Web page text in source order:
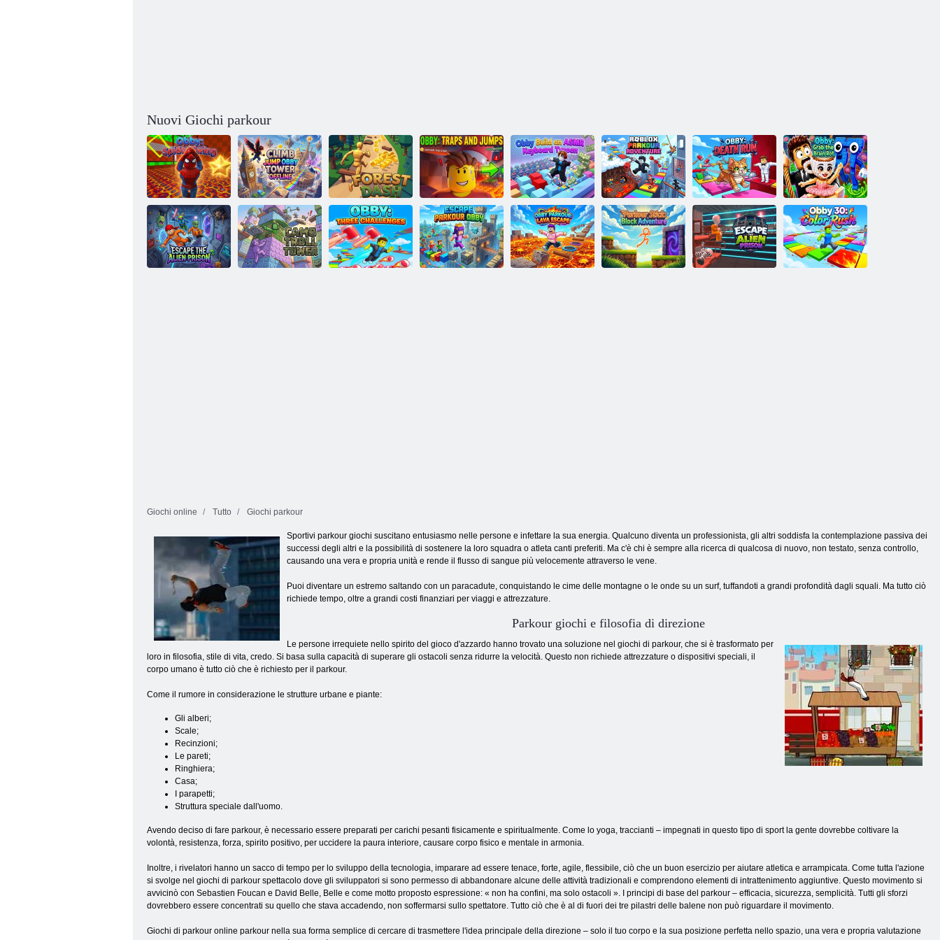
Nuovi Giochi parkour
Obby: Altalena
del Ragno
Sali sulla torre
Obby Salta
offline
Corsa nella
foresta
Obby: trappole e
salti
Obby: costruisci
un magnate della
tastiera ASMR
Roblox Parkour
Avventura
Obby: Corsa alla
morte
Obby: prendi il
cervello marcio
Giochi online Tutto Giochi parkour
Sportivi parkour giochi suscitano entusiasmo nelle persone e infettare la sua energia. Qualcuno diventa un professionista, gli altri soddisfa la contemplazione passiva dei
successi degli altri e la possibilità di sostenere la loro squadra o atleta canti preferiti. Ma c'è chi è sempre alla ricerca di qualcosa di nuovo, non testato, senza controllo,
causando una vera e propria unità e rende il flusso di sangue più velocemente attraverso le vene.
Puoi diventare un estremo saltando con un paracadute, conquistando le cime delle montagne o le onde su un surf, tuffandoti a grandi profondità dagli squali. Ma tutto ciò
richiede tempo, oltre a grandi costi finanziari per viaggi e attrezzature.
Parkour giochi e filosofia di direzione
Le persone irrequiete nello spirito del gioco d'azzardo hanno trovato una soluzione nel giochi di parkour, che si è trasformato per
loro in filosofia, stile di vita, credo. Si basa sulla capacità di superare gli ostacoli senza ridurre la velocità. Questo non richiede attrezzature o dispositivi speciali, il
corpo umano è tutto ciò che è richiesto per il parkour.
Come il rumore in considerazione le strutture urbane e piante:
Gli alberi;
Scale;
Recinzioni;
Le pareti;
Ringhiera;
Casa;
I parapetti;
Struttura speciale dall'uomo.
Avendo deciso di fare parkour, è necessario essere preparati per carichi pesanti fisicamente e spiritualmente. Come lo yoga, traccianti – impegnati in questo tipo di sport la gente dovrebbe coltivare la
volontà, resistenza, forza, spirito positivo, per uccidere la paura interiore, causare corpo fisico e mentale in armonia.
Inoltre, i rivelatori hanno un sacco di tempo per lo sviluppo della tecnologia, imparare ad essere tenace, forte, agile, flessibile, ciò che un buon esercizio per aiutare atletica e arrampicata. Come tutta l'azione
si svolge nel giochi di parkour spettacolo dove gli sviluppatori si sono permesso di abbandonare alcune delle attività tradizionali e comprendono elementi di intrattenimento aggiuntive. Questo movimento si
avvicinò con Sebastien Foucan e David Belle, Belle e come motto proposto espressione: « non ha confini, ma solo ostacoli ». I principi di base del parkour – efficacia, sicurezza, semplicità. Tutti gli sforzi
dovrebbero essere concentrati su quello che stava accadendo, non soffermarsi sullo spettatore. Tutto ciò che è al di fuori dei tre pilastri delle balene non può riguardare il movimento.
Giochi di parkour online parkour nella sua forma semplice di cercare di trasmettere l'idea principale della direzione – solo il tuo corpo e la sua posizione perfetta nello spazio, una vera e propria valutazione